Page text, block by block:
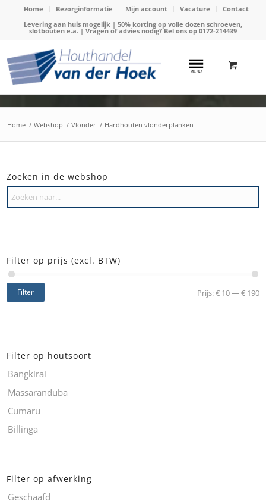
Home Bezorginformatie Mijn account Vacature
Contact
Levering aan huis mogelijk | 50% korting op volle dozen schroeven,
slotbouten e.a. | Vragen of advies nodig? Bel ons op 0172-214439
Home / Webshop / Vlonder / Hardhouten vlonderplanken
Zoeken in de webshop
Filter op prijs (excl. BTW)
Filter Prijs:€ 10—€ 190
Filter op houtsoort
Bangkirai
Massaranduba
Cumaru
Billinga
Filter op afwerking
Geschaafd